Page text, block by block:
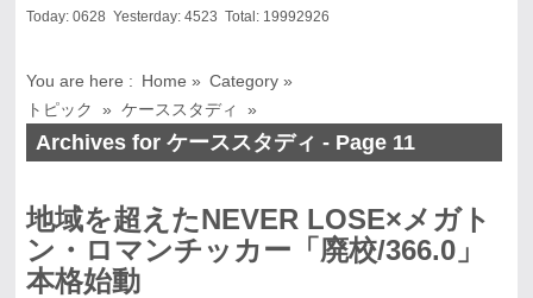
Today: 0628 Yesterday: 4523 Total: 19992926
You are here : Home » Category »
トピック
» ケーススタディ »
Archives for ケーススタディ - Page 11
地域を超えたNEVER LOSE×メガト
ン・ロマンチッカー「廃校/366.0」
本格始動